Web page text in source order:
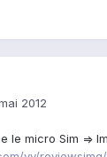
2012
le micro Sim =>